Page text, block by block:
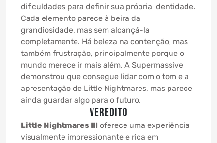
dificuldades para definir sua própria identidade.
Cada elemento parece à beira da
grandiosidade, mas sem alcançá-la
completamente. Há beleza na contenção, mas
também frustração, principalmente porque o
mundo merece ir mais além. A Supermassive
demonstrou que consegue lidar com o tom e a
apresentação de Little Nightmares, mas parece
ainda guardar algo para o futuro.
Veredito
Little Nightmares III oferece uma experiência
visualmente impressionante e rica em